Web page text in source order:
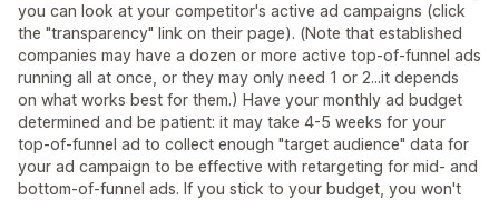
you can look at your competitor's active ad campaigns (click
the "transparency" link on their page). (Note that established
companies may have a dozen or more active top-of-funnel ads
running all at once, or they may only need 1 or 2...it depends
on what works best for them.) Have your monthly ad budget
determined and be patient: it may take 4-5 weeks for your
top-of-funnel ad to collect enough "target audience" data for
your ad campaign to be effective with retargeting for mid- and
bottom-of-funnel ads. If you stick to your budget, you won't